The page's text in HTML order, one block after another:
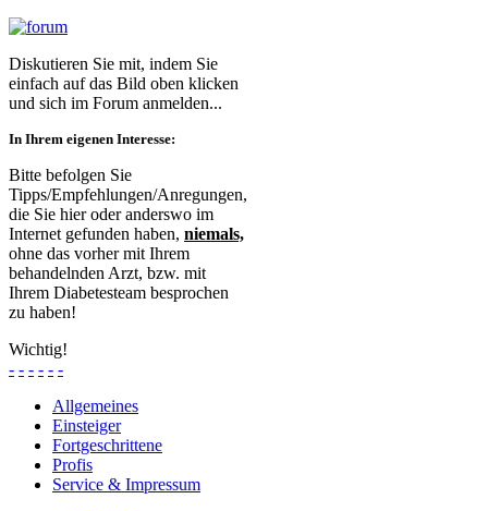
Diskutieren Sie mit, indem Sie
einfach auf das Bild oben klicken
und sich im Forum anmelden...
In Ihrem eigenen Interesse:
Bitte befolgen Sie
Tipps/Empfehlungen/Anregungen,
die Sie hier oder anderswo im
Internet gefunden haben, niemals,
ohne das vorher mit Ihrem
behandelnden Arzt, bzw. mit
Ihrem Diabetesteam besprochen
zu haben!
Wichtig!
- - - - - -
Allgemeines
Einsteiger
Fortgeschrittene
Profis
Service & Impressum